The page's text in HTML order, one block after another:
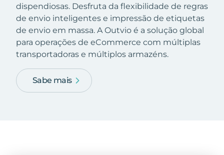
dispendiosas. Desfruta da flexibilidade de regras
de envio inteligentes e impressão de etiquetas
de envio em massa. A Outvio é a solução global
para operações de eCommerce com múltiplas
transportadoras e múltiplos armazéns.
Sabe mais